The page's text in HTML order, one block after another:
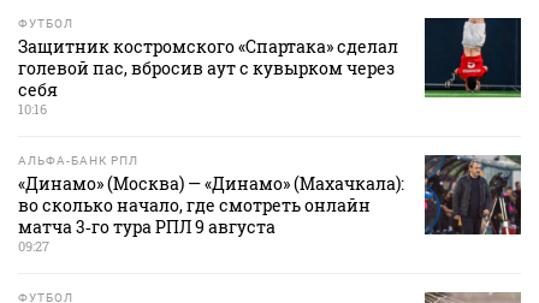
ФУТБОЛ
Защитник костромского «Спартака» сделал
голевой пас, вбросив аут с кувырком через
себя
10:16
АЛЬФА-БАНК РПЛ
«Динамо» (Москва) — «Динамо» (Махачкала):
во сколько начало, где смотреть онлайн
матча 3‑го тура РПЛ 9 августа
09:27
ФУТБОЛ